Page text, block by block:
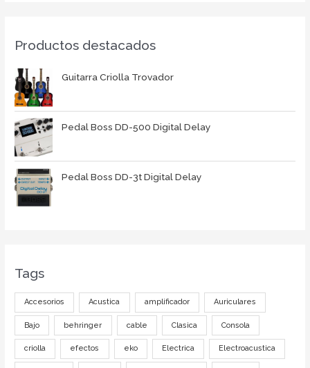
Productos destacados
Guitarra Criolla Trovador
Pedal Boss DD-500 Digital Delay
Pedal Boss DD-3t Digital Delay
Tags
Accesorios Acustica amplificador Auriculares
Bajo behringer cable Clasica Consola
criolla efectos eko Electrica Electroacustica